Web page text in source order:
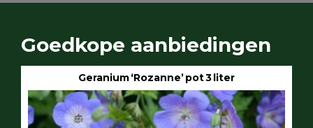
Goedkope aanbiedingen
Geranium ‘Rozanne’ pot 3 liter